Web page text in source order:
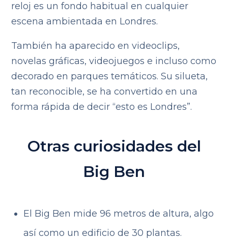
reloj es un fondo habitual en cualquier
escena ambientada en Londres.
También ha aparecido en videoclips,
novelas gráficas, videojuegos e incluso como
decorado en parques temáticos. Su silueta,
tan reconocible, se ha convertido en una
forma rápida de decir “esto es Londres”.
Otras curiosidades del
Big Ben
El Big Ben mide 96 metros de altura, algo
así como un edificio de 30 plantas.